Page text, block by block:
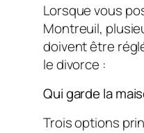
Lorsque vous
Montreuil,
doivent être
le divorce :
Qui garde la
Trois options